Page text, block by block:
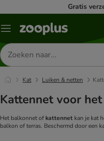
Gratis
Menu
Zoeken
naar
producten
Kat Luiken & netten
Kattennet voor
Het balkonnet of kattennet kan je kat
balkon of terras. Beschermd door een